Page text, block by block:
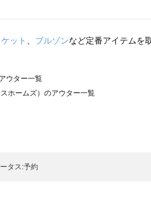
ット ブルゾンなど定番アイテムを
ウター一覧
ホームズ）のアウター一覧
サマンサモスモス）のアウター一覧
ラーゴム）のアウター一覧
タス:予約